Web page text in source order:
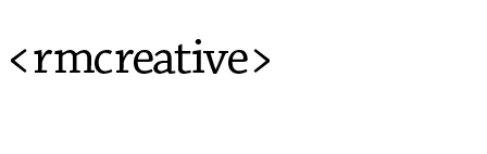
<rmcreative>